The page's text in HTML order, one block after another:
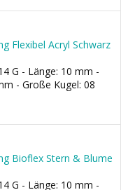
Flexibel Acryl Schwarz
G - Länge: 10 mm -
- Große Kugel: 08
Bioflex Stern & Blume
G - Länge: 10 mm -